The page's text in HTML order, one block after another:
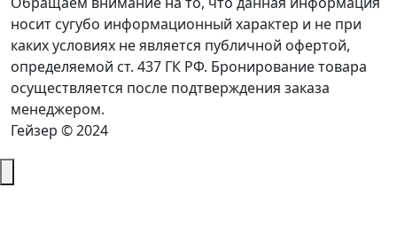
носит сугубо информационный характер и не при
каких условиях не является публичной офертой,
определяемой ст. 437 ГК РФ. Бронирование товара
осуществляется после подтверждения заказа
менеджером.
Гейзер © 2024